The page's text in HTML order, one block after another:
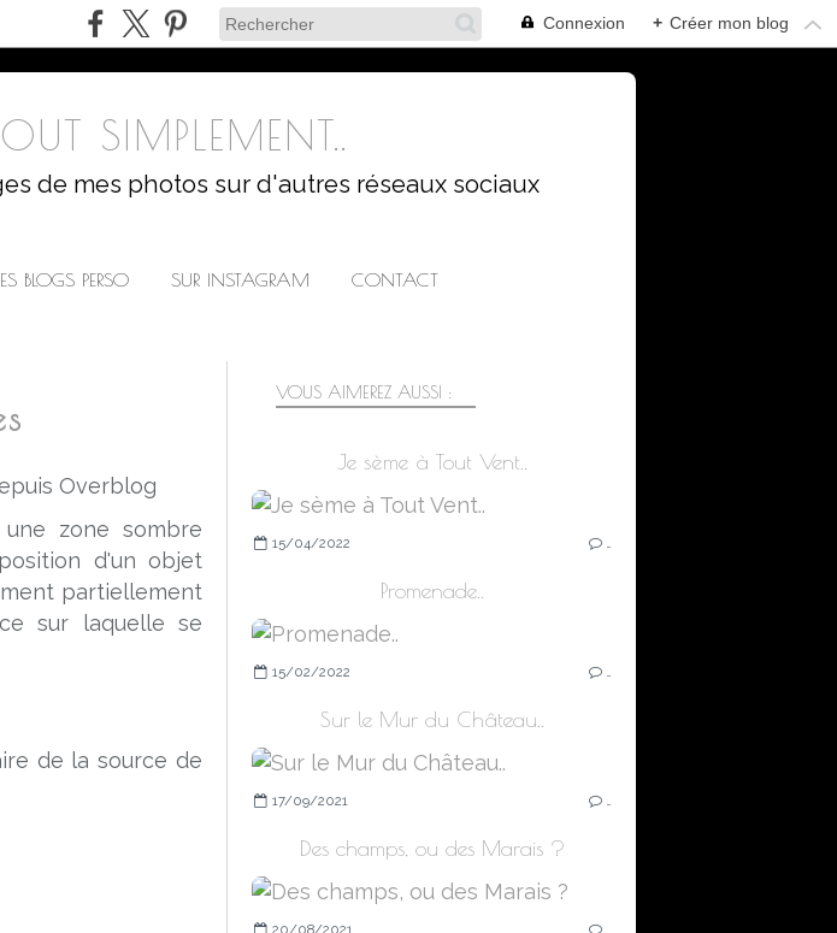
Connexion + Créer mon blog
SIMPLEMENT..
de mes photos sur d'autres réseaux sociaux
BLOGS PERSO SUR INSTAGRAM CONTACT
Overblog
zone sombre
d'un objet
partiellement
sur laquelle se
de la source de
VOUS AIMEREZ AUSSI :
Je sème à Tout Vent..
15/04/2022
Promenade..
15/02/2022
Sur le Mur du Château..
17/09/2021
Des champs, ou des Marais ?
20/08/2021